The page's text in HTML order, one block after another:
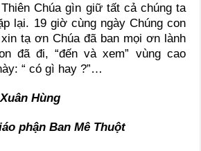
Chúa gìn giữ tất cả chúng ta
lại. 19 giờ cùng ngày Chúng con
tạ ơn Chúa đã ban mọi ơn lành
đã đi, “đến và xem” vùng cao
“ có gì hay ?”…
Hùng
phận Ban Mê Thuột